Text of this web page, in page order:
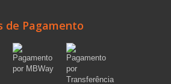
de Pagamento